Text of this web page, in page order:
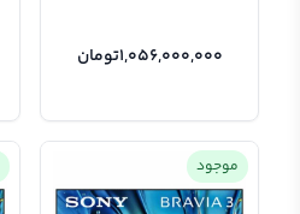
1,056,000,000تومان
موجود